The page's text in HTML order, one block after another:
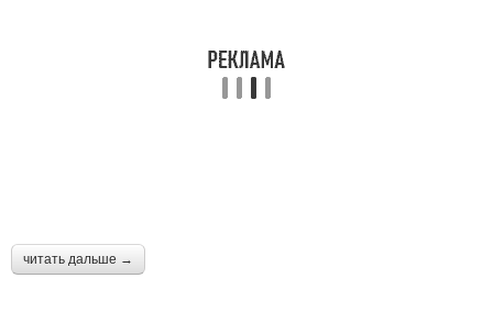
читать дальше →